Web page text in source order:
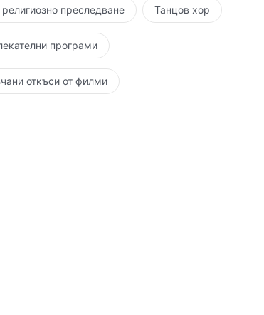
преследване Танцов хор
програми
откъси от филми